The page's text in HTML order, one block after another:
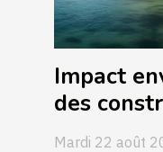
Impact
des
Saint-
Mardi 22 août